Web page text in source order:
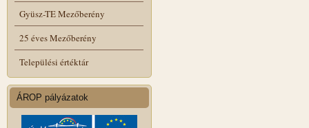
Gyüsz-TE Mezőberény
25 éves Mezőberény
Települési értéktár
ÁROP pályázatok